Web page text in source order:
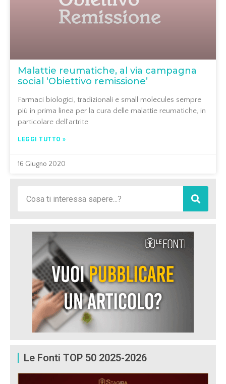
Malattie reumatiche, al via campagna
social ‘Obiettivo remissione’
Farmaci biologici, tradizionali e small molecules sempre
più in prima linea per la cura delle malattie reumatiche, in
particolare dell’artrite
LEGGI TUTTO »
16 Giugno 2020
Le Fonti TOP 50 2025-2026